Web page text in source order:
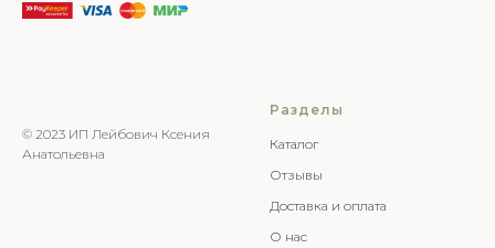
© 2023 ИП Лейбович Ксения
Анатольевна
Разделы
Каталог
Отзывы
Доставка и оплата
О нас